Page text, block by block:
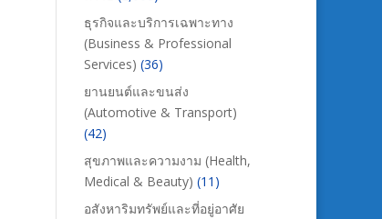
ธุรกิจและบริการเฉพาะทาง
(Business & Professional
Services) (36)
ยานยนต์และขนส่ง
(Automotive & Transport)
(42)
สุขภาพและความงาม (Health,
Medical & Beauty) (11)
อสังหาริมทรัพย์และที่อยู่อาศัย